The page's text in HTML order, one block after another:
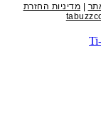
| מדיניות החזרת